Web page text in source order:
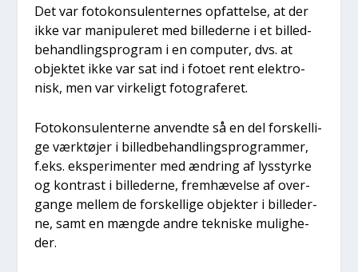
Det var foto­kon­su­len­ter­nes opfat­tel­se, at der
ikke var mani­p­u­le­ret med bil­le­der­ne i et bil­led­
be­hand­lings­pro­gram i en com­pu­ter, dvs. at
objek­tet ikke var sat ind i foto­et rent elek­tro­
nisk, men var vir­ke­ligt foto­gra­fe­ret.
Foto­kon­su­len­ter­ne anvend­te så en del for­skel­li­
ge værk­tø­jer i bil­led­be­hand­lings­pro­gram­mer,
f.eks. eks­pe­ri­men­ter med ændring af lys­styr­ke
og kon­trast i bil­le­der­ne, frem­hæ­vel­se af over­
gan­ge mel­lem de for­skel­li­ge objek­ter i bil­le­der­
ne, samt en mæng­de andre tek­ni­ske mulig­he­
der.